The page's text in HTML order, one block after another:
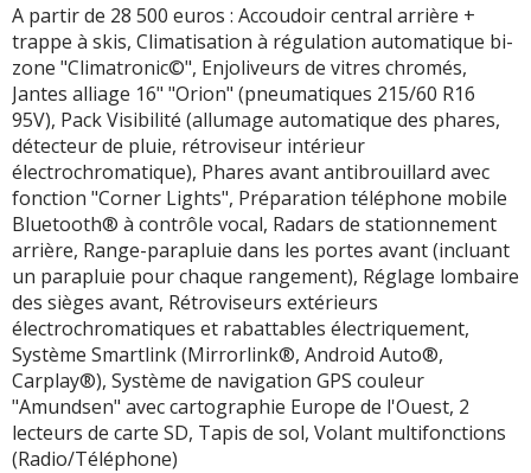
A partir de 28 500 euros : Accoudoir central arrière +
trappe à skis, Climatisation à régulation automatique bi-
zone "Climatronic©", Enjoliveurs de vitres chromés,
Jantes alliage 16" "Orion" (pneumatiques 215/60 R16
95V), Pack Visibilité (allumage automatique des phares,
détecteur de pluie, rétroviseur intérieur
électrochromatique), Phares avant antibrouillard avec
fonction "Corner Lights", Préparation téléphone mobile
Bluetooth® à contrôle vocal, Radars de stationnement
arrière, Range-parapluie dans les portes avant (incluant
un parapluie pour chaque rangement), Réglage lombaire
des sièges avant, Rétroviseurs extérieurs
électrochromatiques et rabattables électriquement,
Système Smartlink (Mirrorlink®, Android Auto®,
Carplay®), Système de navigation GPS couleur
"Amundsen" avec cartographie Europe de l'Ouest, 2
lecteurs de carte SD, Tapis de sol, Volant multifonctions
(Radio/Téléphone)